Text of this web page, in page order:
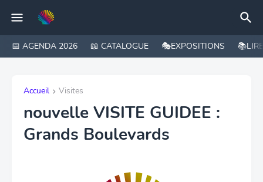
📅 AGENDA 2026 📖 CATALOGUE 🎭EXPOSITIONS 📚LIRE
Accueil Visites
nouvelle VISITE GUIDEE :
Grands Boulevards